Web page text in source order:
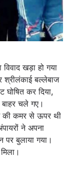
खड़ा हो गया
बल्लेबाज
कर दिया,
चले गए।
की कमर से ऊपर थी
ने अपना
पर बुलाया गया।